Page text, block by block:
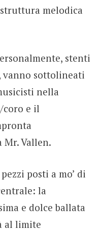
melodica
stenti
vanno sottolineati
nella
coro e il
Mr. Vallen.
posti a mo’ di
la
e dolce ballata
al limite